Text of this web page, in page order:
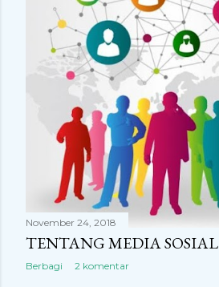
November 24, 2018
TENTANG MEDIA SOSIAL
Berbagi 2 komentar